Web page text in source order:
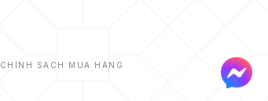
CHÍNH SÁCH MUA HÀNG